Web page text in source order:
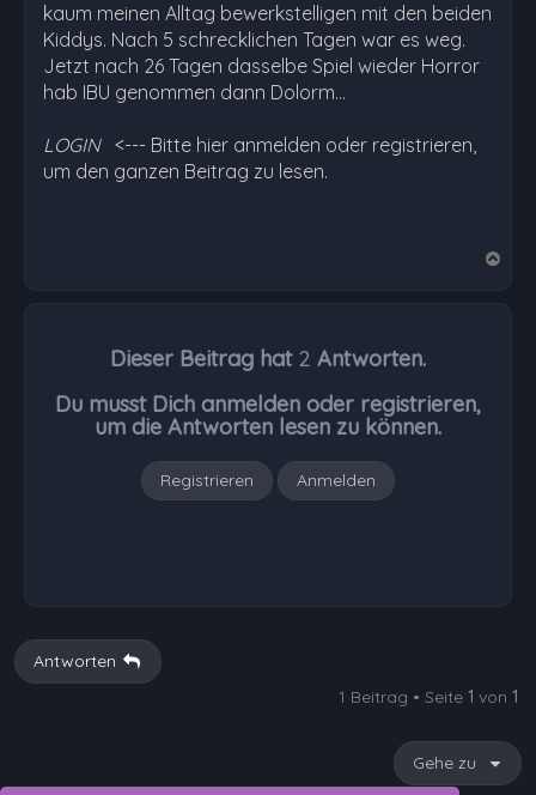
kaum meinen Alltag bewerkstelligen mit den beiden
Kiddys. Nach 5 schrecklichen Tagen war es weg.
Jetzt nach 26 Tagen dasselbe Spiel wieder Horror
hab IBU genommen dann Dolorm…
LOGIN <--- Bitte hier anmelden oder registrieren,
um den ganzen Beitrag zu lesen.
Dieser Beitrag hat 2 Antworten.
Du musst Dich anmelden oder registrieren,
um die Antworten lesen zu können.
Registrieren Anmelden
Antworten
1 Beitrag • Seite 1 von 1
Gehe zu